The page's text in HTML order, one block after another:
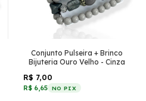
Conjunto Pulseira + Brinco
Bijuteria Ouro Velho - Cinza
R$ 7,00
R$ 6,65 NO PIX